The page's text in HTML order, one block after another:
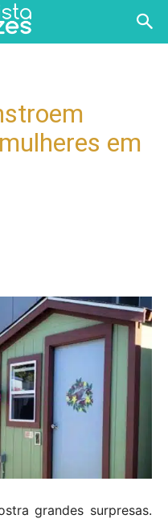
em
grandes surpresas.